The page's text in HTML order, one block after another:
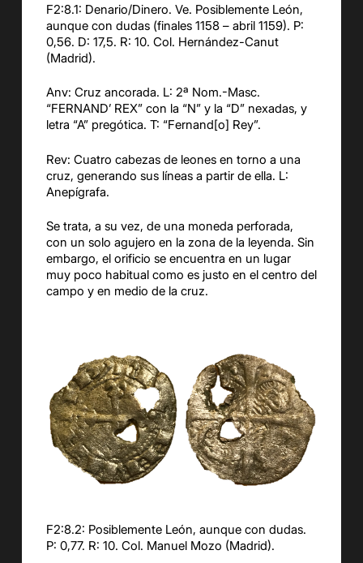
F2:8.1: Denario/Dinero. Ve. Posiblemente León,
aunque con dudas (finales 1158 – abril 1159). P:
0,56. D: 17,5. R: 10. Col. Hernández-Canut
(Madrid).
Anv: Cruz ancorada. L: 2ª Nom.-Masc.
“FERNAND’ REX” con la “N” y la “D” nexadas, y
letra “A” pregótica. T: “Fernand[o] Rey”.
Rev: Cuatro cabezas de leones en torno a una
cruz, generando sus líneas a partir de ella. L:
Anepígrafa.
Se trata, a su vez, de una moneda perforada,
con un solo agujero en la zona de la leyenda. Sin
embargo, el orificio se encuentra en un lugar
muy poco habitual como es justo en el centro del
campo y en medio de la cruz.
F2:8.2: Posiblemente León, aunque con dudas.
P: 0,77. R: 10. Col. Manuel Mozo (Madrid).